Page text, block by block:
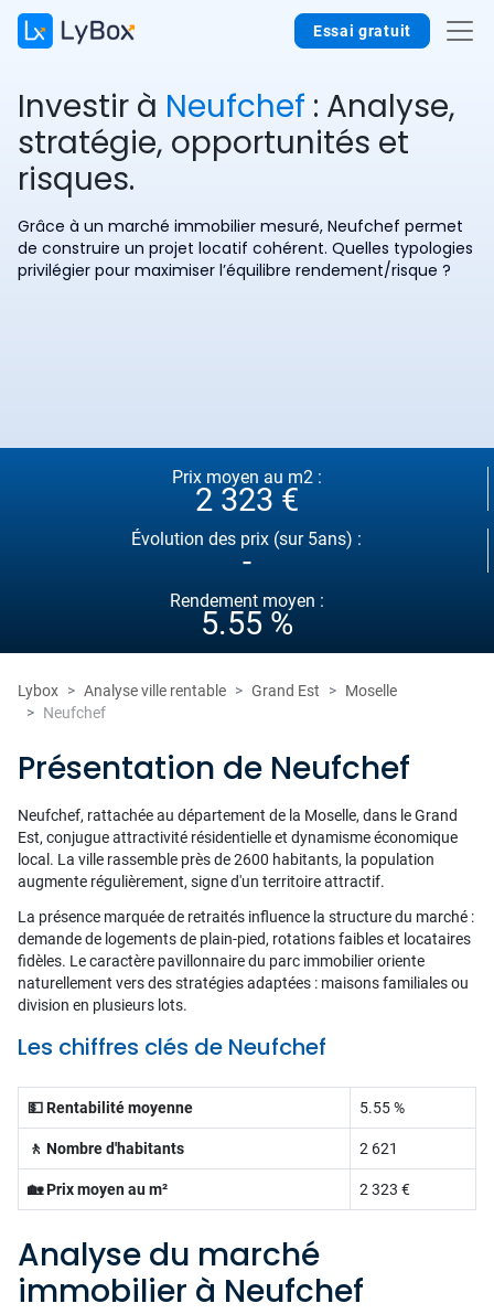
Essai gratuit
Investir à Neufchef : Analyse,
stratégie, opportunités et
risques.
Grâce à un marché immobilier mesuré, Neufchef permet
de construire un projet locatif cohérent. Quelles typologies
privilégier pour maximiser l’équilibre rendement/risque ?
Prix moyen au m2 :
2 323 €
Évolution des prix (sur 5ans) :
-
Rendement moyen :
5.55 %
Lybox Analyse ville rentable Grand Est
Moselle
Neufchef
Présentation de Neufchef
Neufchef, rattachée au département de la Moselle, dans le Grand
Est, conjugue attractivité résidentielle et dynamisme économique
local. La ville rassemble près de 2600 habitants, la population
augmente régulièrement, signe d'un territoire attractif.
La présence marquée de retraités influence la structure du marché :
demande de logements de plain-pied, rotations faibles et locataires
fidèles. Le caractère pavillonnaire du parc immobilier oriente
naturellement vers des stratégies adaptées : maisons familiales ou
division en plusieurs lots.
Les chiffres clés de Neufchef
💵 Rentabilité moyenne 5.55 %
🚶 Nombre d'habitants 2 621
🏡 Prix moyen au m² 2 323 €
Analyse du marché
immobilier à Neufchef